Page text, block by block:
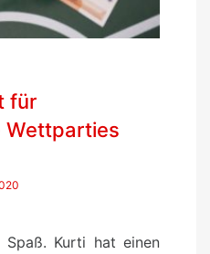
für
Wettparties
Spaß. Kurti hat einen